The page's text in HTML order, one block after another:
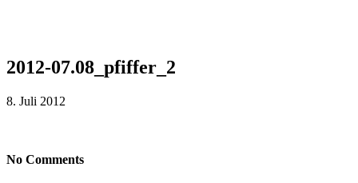
2012-07.08_pfiffer_2
8. Juli 2012
No Comments